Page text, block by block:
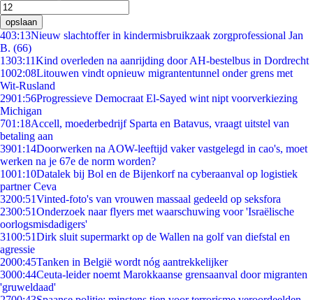
opslaan
403:13Nieuw slachtoffer in kindermisbruikzaak zorgprofessional Jan
B. (66)
1303:11Kind overleden na aanrijding door AH-bestelbus in Dordrecht
1002:08Litouwen vindt opnieuw migrantentunnel onder grens met
Wit-Rusland
2901:56Progressieve Democraat El-Sayed wint nipt voorverkiezing
Michigan
701:18Accell, moederbedrijf Sparta en Batavus, vraagt uitstel van
betaling aan
3901:14Doorwerken na AOW-leeftijd vaker vastgelegd in cao's, moet
werken na je 67e de norm worden?
1001:10Datalek bij Bol en de Bijenkorf na cyberaanval op logistiek
partner Ceva
3200:51Vinted-foto's van vrouwen massaal gedeeld op seksfora
2300:51Onderzoek naar flyers met waarschuwing voor 'Israëlische
oorlogsmisdadigers'
3100:51Dirk sluit supermarkt op de Wallen na golf van diefstal en
agressie
2000:45Tanken in België wordt nóg aantrekkelijker
3000:44Ceuta-leider noemt Marokkaanse grensaanval door migranten
'gruweldaad'